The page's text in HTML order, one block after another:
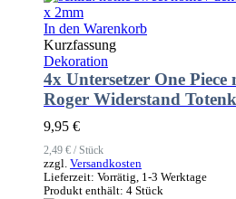
In den Warenkorb
Kurzfassung
Dekoration
4x Untersetzer One
Roger Widerstand
9,95 €
2,49 € / Stück
zzgl. Versandkosten
Lieferzeit: Vorrätig, 1-3 Werktage
Produkt enthält: 4 Stück